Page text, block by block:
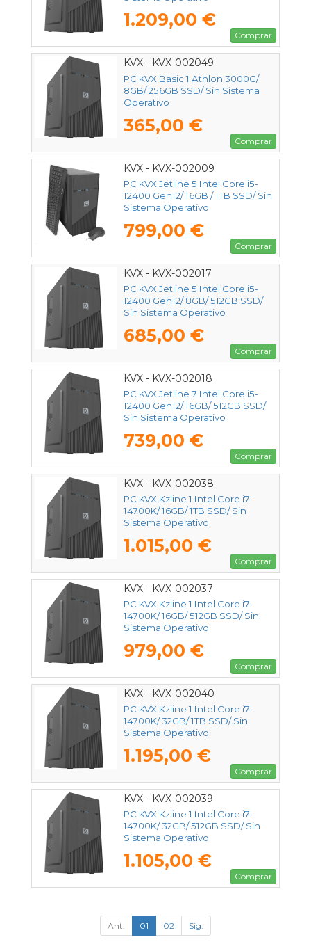
1.209,00 €
Comprar
KVX - KVX-002049
PC KVX Basic 1 Athlon 3000G/
8GB/ 256GB SSD/ Sin Sistema
Operativo
365,00 €
Comprar
KVX - KVX-002009
PC KVX Jetline 5 Intel Core i5-
12400 Gen12/ 16GB / 1TB SSD/ Sin
Sistema Operativo
799,00 €
Comprar
KVX - KVX-002017
PC KVX Jetline 5 Intel Core i5-
12400 Gen12/ 8GB/ 512GB SSD/
Sin Sistema Operativo
685,00 €
Comprar
KVX - KVX-002018
PC KVX Jetline 7 Intel Core i5-
12400 Gen12/ 16GB/ 512GB SSD/
Sin Sistema Operativo
739,00 €
Comprar
KVX - KVX-002038
PC KVX Kzline 1 Intel Core i7-
14700K/ 16GB/ 1TB SSD/ Sin
Sistema Operativo
1.015,00 €
Comprar
KVX - KVX-002037
PC KVX Kzline 1 Intel Core i7-
14700K/ 16GB/ 512GB SSD/ Sin
Sistema Operativo
979,00 €
Comprar
KVX - KVX-002040
PC KVX Kzline 1 Intel Core i7-
14700K/ 32GB/ 1TB SSD/ Sin
Sistema Operativo
1.195,00 €
Comprar
KVX - KVX-002039
PC KVX Kzline 1 Intel Core i7-
14700K/ 32GB/ 512GB SSD/ Sin
Sistema Operativo
1.105,00 €
Comprar
Ant. 01 02 Sig.